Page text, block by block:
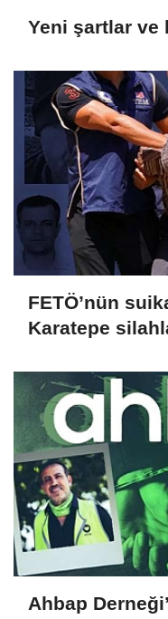
Yeni şartlar ve
FETÖ’nün
Karatepe
Ahbap